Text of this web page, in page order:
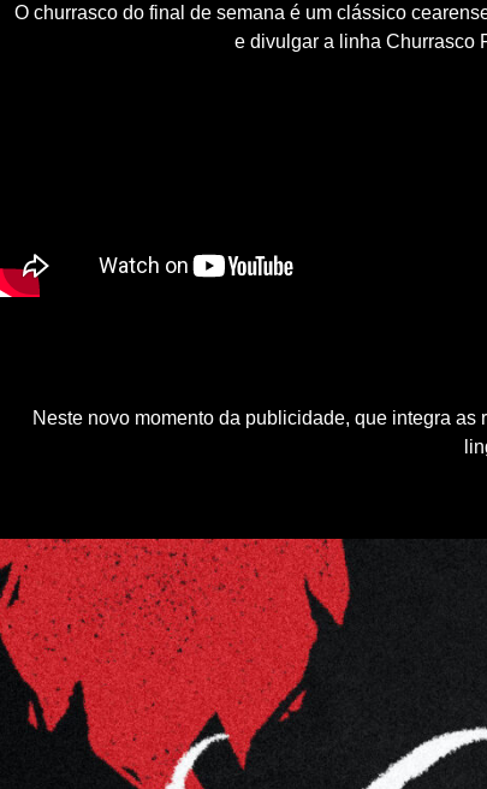
O churrasco do final de semana é um clássico
e divulgar a linha Churrasco
Neste novo momento da publicidade, que integra